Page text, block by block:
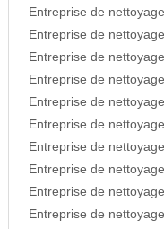
Entreprise de
Entreprise de
Entreprise de
Entreprise de
Entreprise de
Entreprise de
Entreprise de
Entreprise de
Entreprise de
Entreprise de